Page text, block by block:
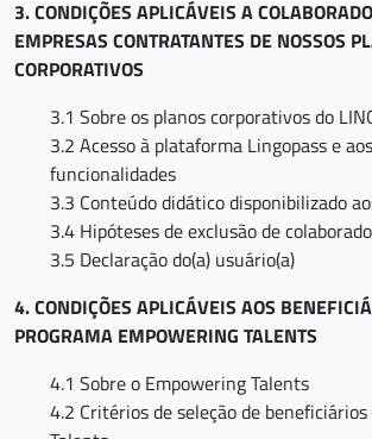
3. CONDIÇÕES APLICÁVEIS A
EMPRESAS CONTRATANTES DE NOSSOS
CORPORATIVOS
3.1 Sobre os planos corporativos do
3.2 Acesso à plataforma Lingopass e
funcionalidades
3.3 Conteúdo didático disponibilizado
3.4 Hipóteses de exclusão de
3.5 Declaração do(a) usuário(a)
4. CONDIÇÕES APLICÁVEIS AOS
PROGRAMA EMPOWERING TALENTS
4.1 Sobre o Empowering Talents
4.2 Critérios de seleção de